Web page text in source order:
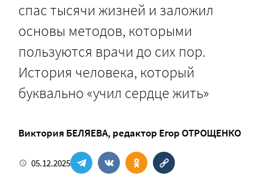
спас тысячи жизней и заложил
основы методов, которыми
пользуются врачи до сих пор.
История человека, который
буквально «учил сердце жить»
Виктория БЕЛЯЕВА, редактор Егор ОТРОЩЕНКО
05.12.2025